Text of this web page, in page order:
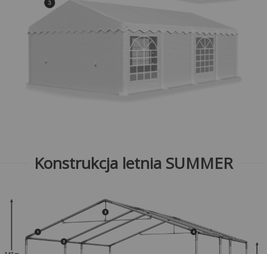
Konstrukcja letnia SUMMER